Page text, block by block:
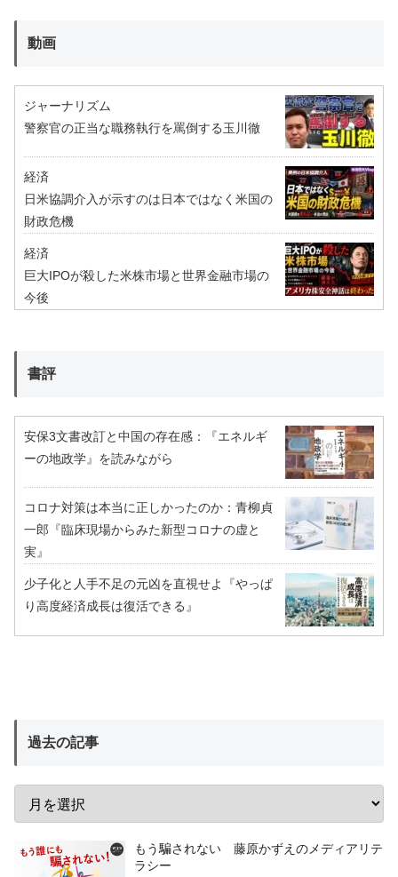
動画
ジャーナリズム
警察官の正当な職務執行を罵倒する玉川徹
経済
日米協調介入が示すのは日本ではなく米国の
財政危機
経済
巨大IPOが殺した米株市場と世界金融市場の
今後
書評
安保3文書改訂と中国の存在感：『エネルギ
ーの地政学』を読みながら
コロナ対策は本当に正しかったのか：青柳貞
一郎『臨床現場からみた新型コロナの虚と
実』
少子化と人手不足の元凶を直視せよ『やっぱ
り高度経済成長は復活できる』
過去の記事
もう騙されない 藤原かずえのメディアリテ
ラシー